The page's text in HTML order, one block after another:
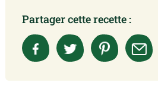
Partager cette recette :